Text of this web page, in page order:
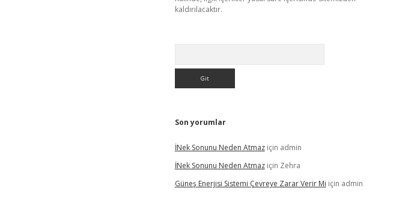
kaldırılacaktır.
Son yorumlar
İNek Sonunu Neden Atmaziçin admin
İNek Sonunu Neden Atmaziçin Zehra
Güneş Enerjisi Sistemi Çevreye Zarar Verir Mi için admin